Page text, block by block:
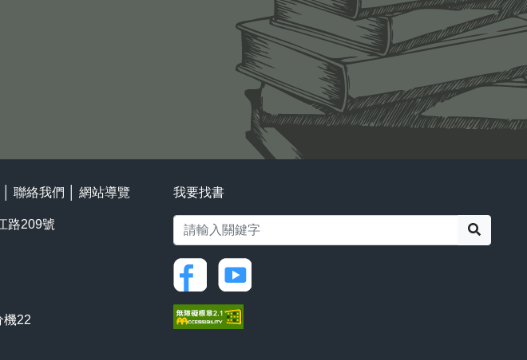
聯絡我們 網站導覽
路209號
機22
我要找書